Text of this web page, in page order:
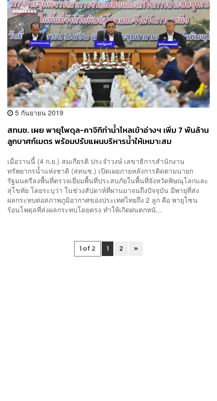
5 กันยายน 2019
สทนช. เผย พายุโพดุล-คาจิกิทำน้ำไหลเข้าอ่างฯ เพิ่ม 7 พันล้าน
ลูกบาศก์เมตร พร้อมปรับแผนบริหารน้ำให้เหมาะสม
เมื่อวานนี้ (4 ก.ย.) สมเกียรติ ประจำวงษ์ เลขาธิการสำนักงาน
ทรัพยากรน้ำแห่งชาติ (สทนช.) เปิดเผยภายหลังการติดตามนายก
รัฐมนตรีลงพื้นที่ตรวจเยี่ยมพื้นที่ประสบภัยในพื้นที่จังหวัดพิษณุโลกและ
สุโขทัย โดยระบุว่า ในช่วงสัปดาห์ที่ผ่านมาจนถึงปัจจุบัน มีพายุที่ส่ง
ผลกระทบต่อสภาพภูมิอากาศของประเทศไทยถึง 2 ลูก คือ พายุโซน
ร้อนโพดุลที่ส่งผลกระทบโดยตรง ทำให้เกิดฝนตกหนั...
1 of 2 1 2 »